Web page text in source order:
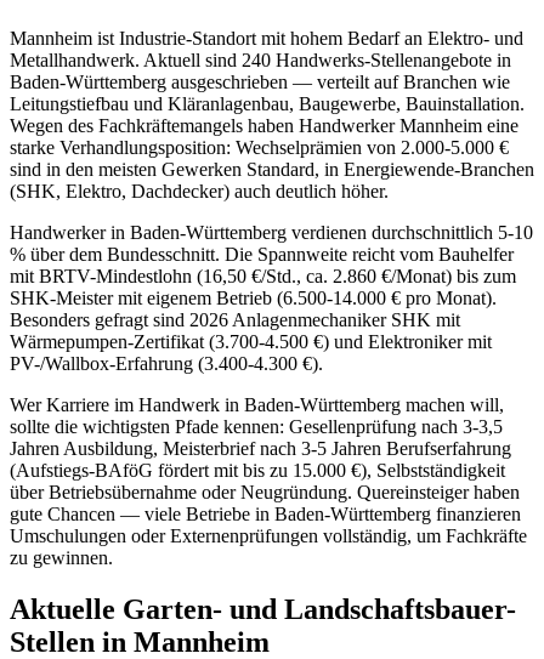
Mannheim ist Industrie-Standort mit hohem Bedarf an Elektro- und
Metallhandwerk. Aktuell sind 240 Handwerks-Stellenangebote in
Baden-Württemberg ausgeschrieben — verteilt auf Branchen wie
Leitungstiefbau und Kläranlagenbau, Baugewerbe, Bauinstallation.
Wegen des Fachkräftemangels haben Handwerker Mannheim eine
starke Verhandlungsposition: Wechselprämien von 2.000-5.000 €
sind in den meisten Gewerken Standard, in Energiewende-Branchen
(SHK, Elektro, Dachdecker) auch deutlich höher.
Handwerker in Baden-Württemberg verdienen durchschnittlich 5-10
% über dem Bundesschnitt. Die Spannweite reicht vom Bauhelfer
mit BRTV-Mindestlohn (16,50 €/Std., ca. 2.860 €/Monat) bis zum
SHK-Meister mit eigenem Betrieb (6.500-14.000 € pro Monat).
Besonders gefragt sind 2026 Anlagenmechaniker SHK mit
Wärmepumpen-Zertifikat (3.700-4.500 €) und Elektroniker mit
PV-/Wallbox-Erfahrung (3.400-4.300 €).
Wer Karriere im Handwerk in Baden-Württemberg machen will,
sollte die wichtigsten Pfade kennen: Gesellenprüfung nach 3-3,5
Jahren Ausbildung, Meisterbrief nach 3-5 Jahren Berufserfahrung
(Aufstiegs-BAföG fördert mit bis zu 15.000 €), Selbstständigkeit
über Betriebsübernahme oder Neugründung. Quereinsteiger haben
gute Chancen — viele Betriebe in Baden-Württemberg finanzieren
Umschulungen oder Externenprüfungen vollständig, um Fachkräfte
zu gewinnen.
Aktuelle Garten- und Landschaftsbauer-
Stellen in Mannheim